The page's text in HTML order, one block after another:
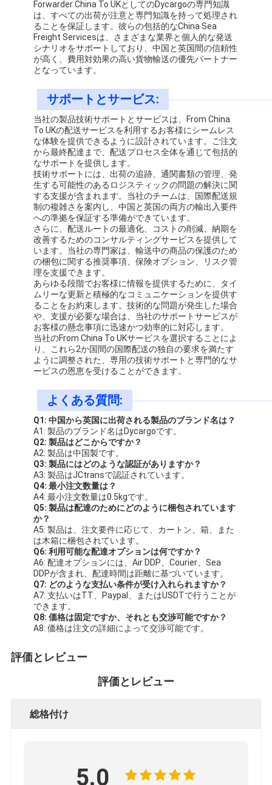
Forwarder China To UKとしてのDycargoの専門知識
は、すべての出荷が注意と専門知識を持って処理され
ることを保証します。彼らの包括的なChina Sea
Freight Servicesは、さまざまな業界と個人的な発送
シナリオをサポートしており、中国と英国間の信頼性
が高く、費用対効果の高い貨物輸送の優先パートナー
となっています。
サポートとサービス:
当社の製品技術サポートとサービスは、From China
To UKの配送サービスを利用するお客様にシームレス
な体験を提供できるように設計されています。ご注文
から最終配達まで、配送プロセス全体を通じて包括的
なサポートを提供します。
技術サポートには、出荷の追跡、通関書類の管理、発
生する可能性のあるロジスティックの問題の解決に関
する支援が含まれます。当社のチームは、国際配送規
制の複雑さを案内し、中国と英国の両方の輸出入要件
への準拠を保証する準備ができています。
さらに、配送ルートの最適化、コストの削減、納期を
改善するためのコンサルティングサービスを提供して
います。当社の専門家は、輸送中の商品の保護のため
の梱包に関する推奨事項、保険オプション、リスク管
理を支援できます。
あらゆる段階でお客様に情報を提供するために、タイ
ムリーな更新と積極的なコミュニケーションを提供す
ることをお約束します。技術的な問題が発生した場合
や、支援が必要な場合は、当社のサポートサービスが
お客様の懸念事項に迅速かつ効率的に対応します。
当社のFrom China To UKサービスを選択することによ
り、これら2か国間の国際配送の独自の要求を満たす
ように調整された、専用の技術サポートと専門的なサ
ービスの恩恵を受けることができます。
よくある質問:
Q1: 中国から英国に出荷される製品のブランド名は？
A1: 製品のブランド名はDycargoです。
Q2: 製品はどこからですか？
A2: 製品は中国製です。
Q3: 製品にはどのような認証がありますか？
A3: 製品はJCtransで認証されています。
Q4: 最小注文数量は？
A4: 最小注文数量は0.5kgです。
Q5: 製品は配達のためにどのように梱包されています
か？
A5: 製品は、注文要件に応じて、カートン、箱、また
は木箱に梱包されています。
Q6: 利用可能な配達オプションは何ですか？
A6: 配達オプションには、Air DDP、Courier、Sea
DDPが含まれ、配達時間は距離に基づいています。
Q7: どのような支払い条件が受け入れられますか？
A7: 支払いはTT、Paypal、またはUSDTで行うことが
できます。
Q8: 価格は固定ですか、それとも交渉可能ですか？
A8: 価格は注文の詳細によって交渉可能です。
評価とレビュー
評価とレビュー
総格付け
5.0